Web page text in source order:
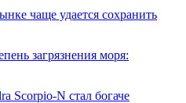
чаще удается сохранить
загрязнения моря:
Scorpio-N стал богаче